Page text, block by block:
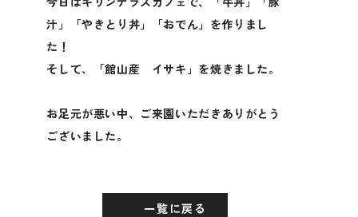
汁」「やきとり丼」「おでん」を作りまし
た！
そして、「館山産 イサキ」を焼きました。
お足元が悪い中、ご来園いただきありがとう
ございました。
一覧に戻る